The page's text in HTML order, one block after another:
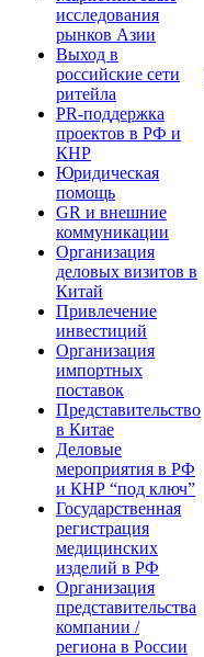
исследования
рынков Азии
Выход в
российские сети
ритейла
PR-поддержка
проектов в РФ и
КНР
Юридическая
помощь
GR и внешние
коммуникации
Организация
деловых визитов в
Китай
Привлечение
инвестиций
Организация
импортных
поставок
Представительство
в Китае
Деловые
мероприятия в РФ
и КНР “под ключ”
Государственная
регистрация
медицинских
изделий в РФ
Организация
представительства
компании /
региона в России